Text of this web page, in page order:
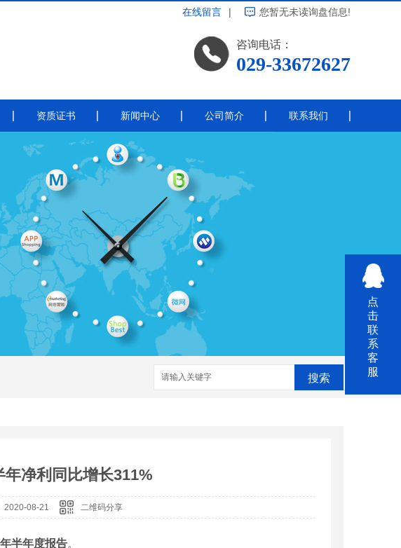
在线留言 | 您暂无未读询盘信息!
咨询电话：
029-33672627
导线绝缘
秦平电力导线绝缘涂料施工
资质证书 新闻中心
公司新闻
常见问题
热点资讯
其他
公司简介 联系我们
搜索
年净利同比增长311%
2020-08-21 二维码分享
半年度报告。
点
击
联
系
客
服